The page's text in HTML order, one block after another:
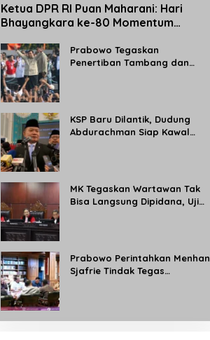
Ketua DPR RI Puan Maharani: Hari
Bhayangkara ke-80 Momentum
Pelayanan Polri kepada Masyarakat
Prabowo Tegaskan
Penertiban Tambang dan
KSP Baru Dilantik, Dudung
Abdurachman Siap Kawal
MK Tegaskan Wartawan Tak
Bisa Langsung Dipidana, Uji
Prabowo Perintahkan Menhan
Sjafrie Tindak Tegas